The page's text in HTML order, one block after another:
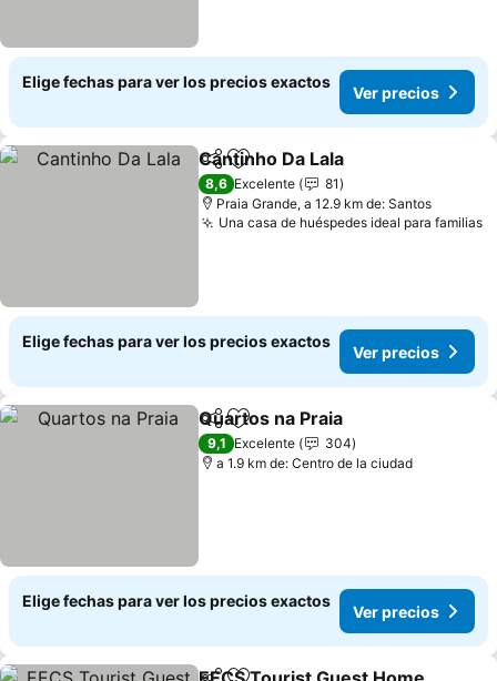
Elige fechas para ver los precios exactos
Ver precios
CompartirAgregar a favoritos
Cantinho Da Lala
8,6 Excelente
81
Praia Grande, a 12.9 km de: Santos
Una casa de huéspedes ideal para familias
Elige fechas para ver los precios exactos
Ver precios
CompartirAgregar a favoritos
Quartos na Praia
9,1 Excelente
304
a 1.9 km de: Centro de la ciudad
Elige fechas para ver los precios exactos
Ver precios